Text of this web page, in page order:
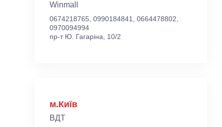
Winmall
0674218765, 0990184841, 0664478802,
0970094994
пр-т Ю. Гагаріна, 10/2
м.Київ
ВДТ